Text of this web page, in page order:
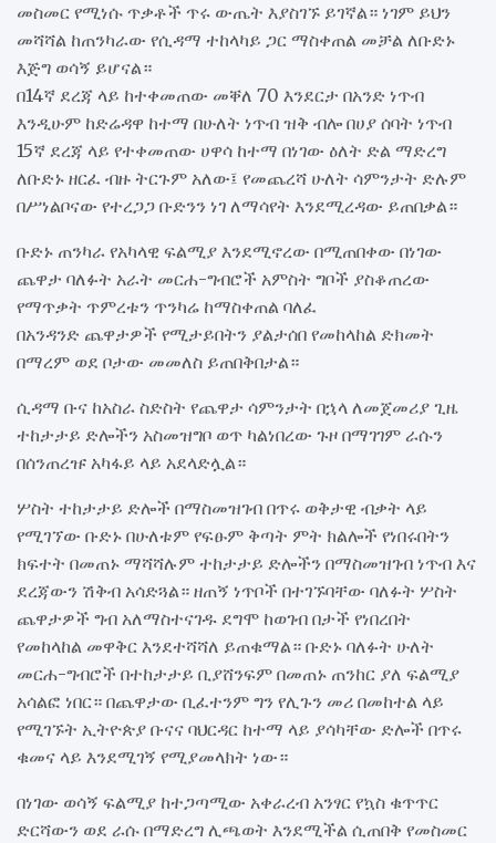
መስመር የሚነሱ ጥቃቶች ጥሩ ውጤት እያስገኙ ይገኛል። ነገም ይህን
መሻሻል ከጠንካራው የሲዳማ ተከላካይ ጋር ማስቀጠል መቻል ለቡድኑ
እጅግ ወሳኝ ይሆናል።
በ14ኛ ደረጃ ላይ ከተቀመጠው መቐለ 70 እንደርታ በአንድ ነጥብ
እንዲሁም ከድሬዳዋ ከተማ በሁለት ነጥብ ዝቅ ብሎ በሀያ ሰባት ነጥብ
15ኛ ደረጃ ላይ የተቀመጠው ሀዋሳ ከተማ በነገው ዕለት ድል ማድረግ
ለቡድኑ ዘርፈ ብዙ ትርጉም አለው፤ የመጨረሻ ሁለት ሳምንታት ድሉም
በሥነልቦናው የተረጋጋ ቡድንን ነገ ለማሳየት እንደሚረዳው ይጠበቃል።
ቡድኑ ጠንካራ የአካላዊ ፍልሚያ እንደሚኖረው በሚጠበቀው በነገው
ጨዋታ ባለፉት አራት መርሐ-ግብሮች አምስት ግቦች ያስቆጠረው
የማጥቃት ጥምረቱን ጥንካሬ ከማስቀጠል ባለፈ
በአንዳንድ ጨዋታዎች የሚታይበትን ያልታሰበ የመከላከል ድክመት
በማረም ወደ ቦታው መመለስ ይጠበቅበታል።
ሲዳማ ቡና ከአስራ ስድስት የጨዋታ ሳምንታት በኋላ ለመጀመሪያ ጊዜ
ተከታታይ ድሎችን አስመዝግቦ ወጥ ካልነበረው ጉዞ በማገገም ራሱን
በሰንጠረዡ አካፋይ ላይ አደላድሏል።
ሦስት ተከታታይ ድሎች በማስመዝገብ በጥሩ ወቅታዊ ብቃት ላይ
የሚገኘው ቡድኑ በሁለቱም የፍፁም ቅጣት ምት ክልሎች የነበሩበትን
ክፍተት በመጠኑ ማሻሻሉም ተከታታይ ድሎችን በማስመዝገብ ነጥብ እና
ደረጃውን ሽቅብ አሳድጓል። ዘጠኝ ነጥቦች በተገኙባቸው ባለፉት ሦስት
ጨዋታዎች ግብ አለማስተናገዱ ደግሞ ከወገብ በታች የነበረበት
የመከላከል መዋቅር እንደተሻሻለ ይጠቁማል። ቡድኑ ባለፉት ሁለት
መርሐ-ግብሮች በተከታታይ ቢያሸንፍም በመጠኑ ጠንከር ያለ ፍልሚያ
አሳልፎ ነበር። በጨዋታው ቢፈተንም ግን የሊጉን መሪ በመከተል ላይ
የሚገኙት ኢትዮጵያ ቡናና ባህርዳር ከተማ ላይ ያሳካቸው ድሎች በጥሩ
ቁመና ላይ እንደሚገኝ የሚያመላክት ነው።
በነገው ወሳኝ ፍልሚያ ከተጋጣሚው አቀራረብ አንፃር የኳስ ቁጥጥር
ድርሻውን ወደ ራሱ በማድረግ ሊጫወት እንደሚችል ሲጠበቅ የመስመር